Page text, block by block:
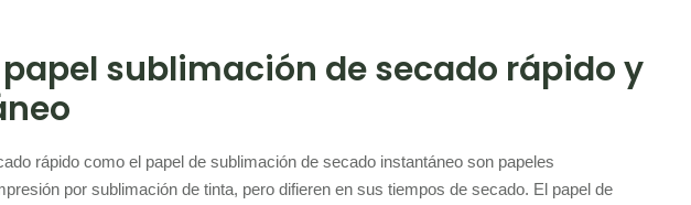
sublimación de secado rápido y
rápido como el papel de sublimación de secado instantáneo son papeles
por sublimación de tinta, pero difieren en sus tiempos de secado. El papel de